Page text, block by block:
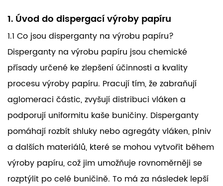
1. Úvod do dispergací výroby papíru
1.1 Co jsou disperganty na výrobu papíru?
Disperganty na výrobu papíru jsou chemické
přísady určené ke zlepšení účinnosti a kvality
procesu výroby papíru. Pracují tím, že zabraňují
aglomeraci částic, zvyšují distribuci vláken a
podporují uniformitu kaše buničiny. Disperganty
pomáhají rozbít shluky nebo agregáty vláken, plniv
a dalších materiálů, které se mohou vytvořit během
výroby papíru, což jim umožňuje rovnoměrněji se
rozptýlit po celé buničině. To má za následek lepší